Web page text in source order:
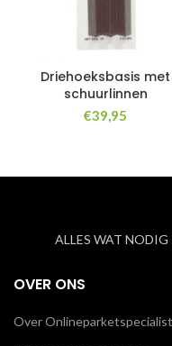
Driehoeksbasis met
schuurlinnen
€39,95
ALLES WAT
OVER ONS
Over